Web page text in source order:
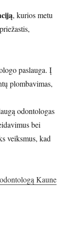
, kurios metu
paslauga. Į
plombavimas,
odontologas
bei
veiksmus, kad
Kaune